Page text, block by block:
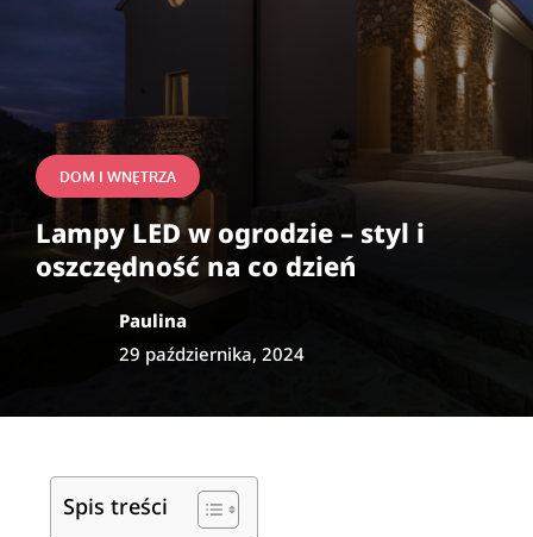
DOM I WNĘTRZA
Lampy LED w ogrodzie – styl i
oszczędność na co dzień
Paulina
29 października, 2024
Spis treści